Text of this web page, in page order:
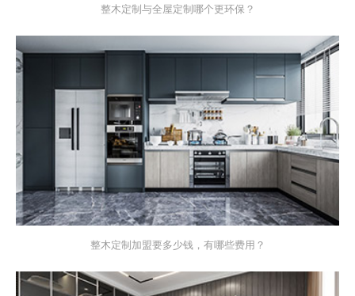
整木定制与全屋定制哪个更环保？
整木定制加盟要多少钱，有哪些费用？